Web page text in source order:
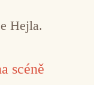
Hejla.
scéně